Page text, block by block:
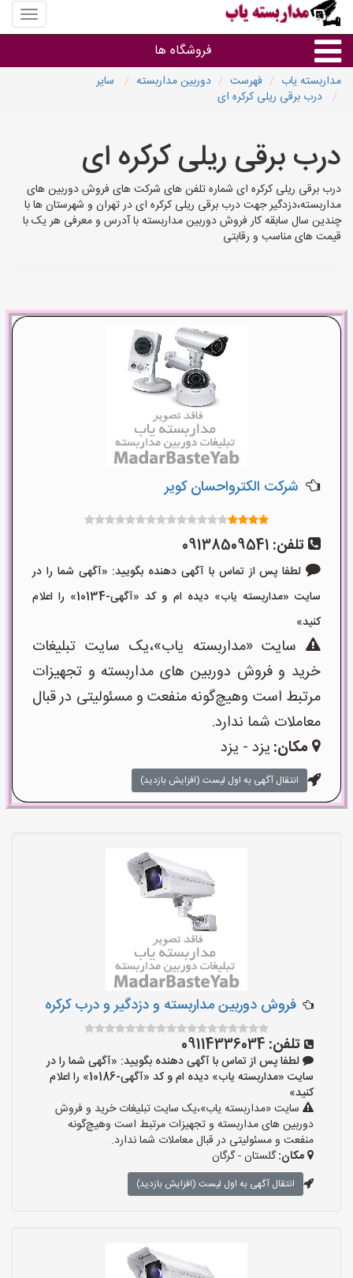
منوی
سایت
یاب
فروشگاه ها
براساس مشخصات ظاهری
براساس برند
فروشندگان دوربین مداربسته
مداربسته یاب فهرست دوربین مداربسته
سایر
درب برقی ریلی کرکره ای
درب برقی ریلی کرکره ای
درب برقی ریلی کرکره ای شماره تلفن های شرکت های فروش دوربین های
مداربسته،دزدگیر جهت درب برقی ریلی کرکره ای در تهران و شهرستان ها با
چندین سال سابقه کار فروش دوربین مداربسته با آدرس و معرفی هر یک با
قیمت های مناسب و رقابتی
شرکت الکترواحسان کویر
تلفن: 09138509541
لطفا پس از تماس با آگهی دهنده بگویید: «آگهی شما را در
سایت «مداربسته یاب» دیده ام و کد «آگهی-10134» را اعلام
کنید»
سایت «مداربسته یاب»،یک سایت تبلیغات
خرید و فروش دوربین های مداربسته و تجهیزات
مرتبط است وهیچ‌گونه منفعت و مسئولیتی در قبال
معاملات شما ندارد.
مکان: یزد - یزد
انتقال آگهی به اول لیست (افزایش بازدید)
فروش دوربین مداربسته و دزدگیر و درب کرکره
تلفن: 09114336034
لطفا پس از تماس با آگهی دهنده بگویید: «آگهی شما را در
سایت «مداربسته یاب» دیده ام و کد «آگهی-10186» را اعلام
کنید»
سایت «مداربسته یاب»،یک سایت تبلیغات خرید و فروش
دوربین های مداربسته و تجهیزات مرتبط است وهیچ‌گونه
منفعت و مسئولیتی در قبال معاملات شما ندارد.
مکان:گلستان - گرگان
انتقال آگهی به اول لیست (افزایش بازدید)